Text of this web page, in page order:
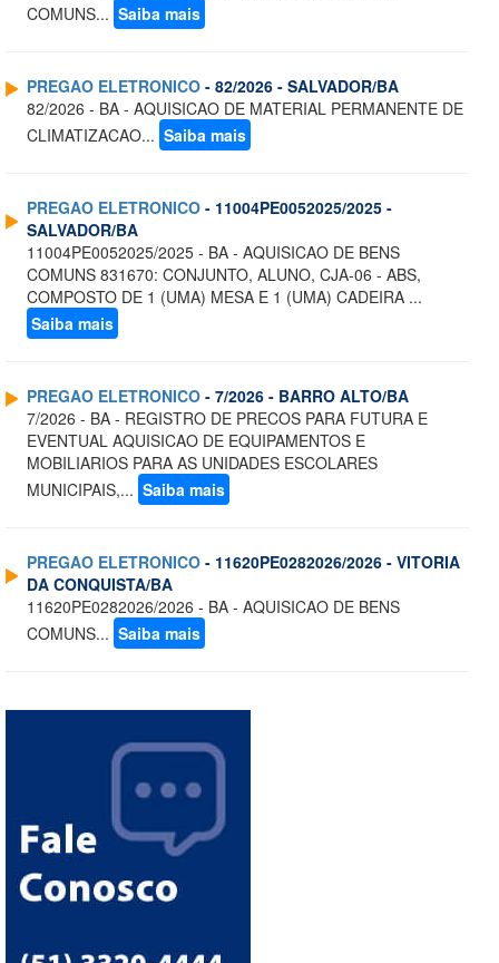
COMUNS... Saiba mais
PREGAO ELETRONICO - 82/2026 - SALVADOR/BA
82/2026 - BA - AQUISICAO DE MATERIAL PERMANENTE DE
CLIMATIZACAO... Saiba mais
PREGAO ELETRONICO - 11004PE0052025/2025 -
SALVADOR/BA
11004PE0052025/2025 - BA - AQUISICAO DE BENS
COMUNS 831670: CONJUNTO, ALUNO, CJA-06 - ABS,
COMPOSTO DE 1 (UMA) MESA E 1 (UMA) CADEIRA ...
Saiba mais
PREGAO ELETRONICO - 7/2026 - BARRO ALTO/BA
7/2026 - BA - REGISTRO DE PRECOS PARA FUTURA E
EVENTUAL AQUISICAO DE EQUIPAMENTOS E
MOBILIARIOS PARA AS UNIDADES ESCOLARES
MUNICIPAIS,... Saiba mais
PREGAO ELETRONICO - 11620PE0282026/2026 - VITORIA
DA CONQUISTA/BA
11620PE0282026/2026 - BA - AQUISICAO DE BENS
COMUNS... Saiba mais